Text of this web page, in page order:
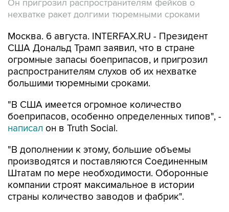
Он пригрозил распространителям фейков о
нехватке ракет долгими тюремными сроками
Москва. 6 августа. INTERFAX.RU - Президент
США Дональд Трамп заявил, что в стране
огромные запасы боеприпасов, и пригрозил
распространителям слухов об их нехватке
большими тюремными сроками.
"В США имеется огромное количество
боеприпасов, особенно определенных типов", -
написал он в Truth Social.
"В дополнении к этому, большие объемы
производятся и поставляются Соединенным
Штатам по мере необходимости. Оборонные
компании строят максимальное в истории
страны количество заводов и фабрик".